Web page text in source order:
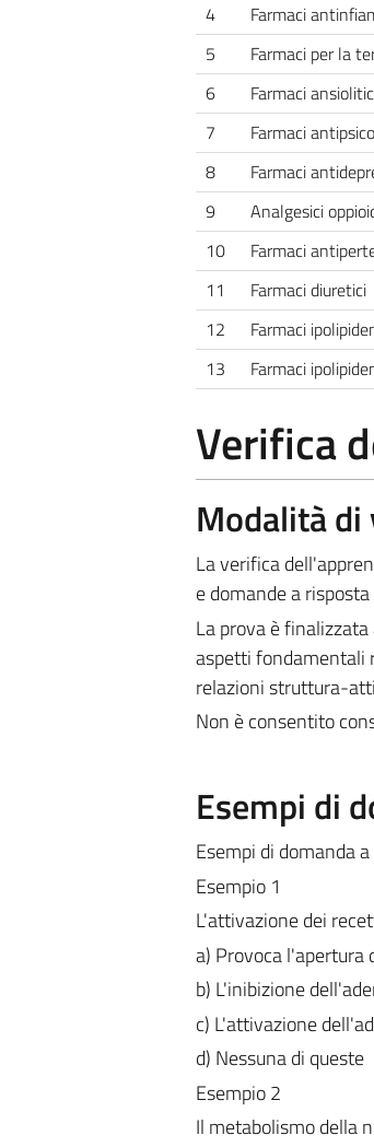
4
Farmaci
5
Farmaci per la
6
Farmaci
7
Farmaci
8
Farmaci
9
Analgesici
10
Farmaci
11
Farmaci diuretici
12
Farmaci
13
Farmaci
Verifica
Modalità
La verifica
e domande a
La prova è
aspetti fondamentali
relazioni struttura-
Non è consentito
Esempi di
Esempi di domanda
Esempio 1
L'attivazione dei
a) Provoca l'apertura
b) L'inibizione
c) L'attivazione
d) Nessuna di queste
Esempio 2
Il metabolismo della